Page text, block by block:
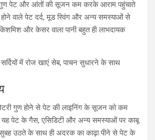
गुण पेट और आंतों की सूजन कम करके आराम पहुंचाते
होने वाले पेट दर्द, मूड स्विंग और अन्य समस्याओं से
और केसर वाला पानी बहुत ही लाभदायक
में रोज खाएं सेब, पाचन सुधारने के साथ
गुण होने से पेट की लाइनिंग के सूजन को कम
पेट के गैस, एसिडिटी और अन्य समस्याओं पर काबू
उठते के साथ ही अदरक का काढ़ा पीने से पेट के